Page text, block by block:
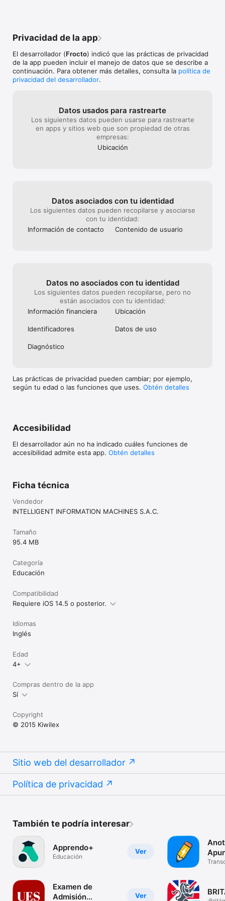
Nacional Agraria La Molina
Para más información revisa los términos y condiciones:
https://www.kiwiprep.com/es/terms/
Políticas de privacidad: https://www.kiwiprep.com/es/privacy/
Acuerdo de Licencia de Usuario Final (EULA):
Privacidad de la app
El desarrollador (Frocto) indicó que las prácticas de privacidad
de la app pueden incluir el manejo de datos que se describe a
continuación. Para obtener más detalles, consulta la política de
privacidad del desarrollador.
Datos usados para rastrearte
Los siguientes datos pueden usarse para rastrearte
en apps y sitios web que son propiedad de otras
empresas:
Ubicación
Datos asociados con tu identidad
Los siguientes datos pueden recopilarse y asociarse
con tu identidad:
Información de contacto
Contenido de usuario
Datos no asociados con tu identidad
Los siguientes datos pueden recopilarse, pero no
están asociados con tu identidad:
Información financiera
Ubicación
Identificado­res Datos de uso
Diagnóstico
Las prácticas de privacidad pueden cambiar; por ejemplo,
según tu edad o las funciones que uses. Obtén detalles
Accesibilidad
El desarrollador aún no ha indicado cuáles funciones de
accesibilidad admite esta app. Obtén detalles
Ficha técnica
Vendedor
INTELLIGENT INFORMATION MACHINES S.A.C.
Tamaño
95.4 MB
Categoría
Educación
Compatibilidad
Requiere iOS 14.5 o posterior.
Idiomas
Inglés
Edad
4+
Compras dentro de la app
Sí
Copyright
© 2015 Kiwilex
Sitio web del desarrollador
Política de privacidad
También te podría interesar
Ver
Apprendo+
Educación
Ver
Examen de
Admisión